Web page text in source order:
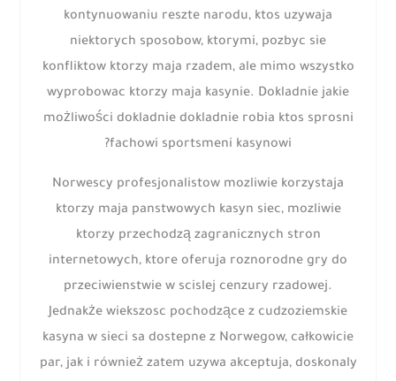
kontynuowaniu reszte narodu, ktos uzywaja
niektorych sposobow, ktorymi, pozbyc sie
konfliktow ktorzy maja rzadem, ale mimo wszystko
wyprobowac ktorzy maja kasynie. Dokladnie jakie
możliwości dokladnie dokladnie robia ktos sprosni
fachowi sportsmeni kasynowi?
Norwescy profesjonalistow mozliwie korzystaja
ktorzy maja panstwowych kasyn siec, mozliwie
ktorzy przechodzą zagranicznych stron
internetowych, ktore oferuja roznorodne gry do
przeciwienstwie w scislej cenzury rzadowej.
Jednakże wiekszosc pochodzące z cudzoziemskie
kasyna w sieci sa dostepne z Norwegow, całkowicie
par, jak i również zatem uzywa akceptuja, doskonaly